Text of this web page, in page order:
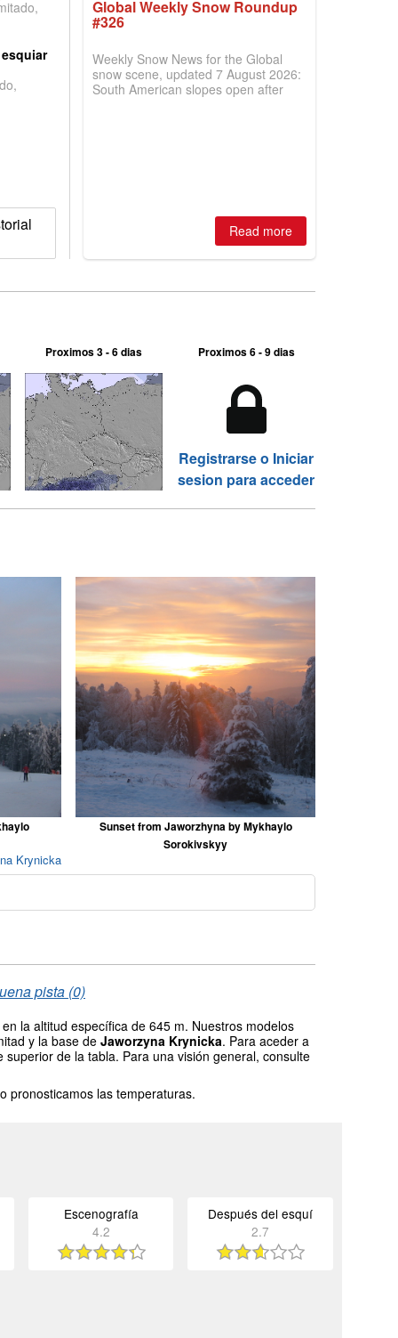
Global Weekly Snow Roundup
#326
Weekly Snow News for the Global
snow scene, updated 7 August 2026:
South American slopes open after
Read more
Proximos 3 - 6 dias Proximos 6 - 9 dias
Registrarse o Iniciar
sesion para acceder
Sunset from Jaworzhyna by Mykhaylo
Sorokivskyy
Krynicka
pista (0)
en la altitud específica de 645 m. Nuestros modelos
y la base de Jaworzyna Krynicka. Para aceder a
de la tabla. Para una visión general, consulte
pronosticamos las temperaturas.
Escenografía
4.2
Después del esquí
2.7